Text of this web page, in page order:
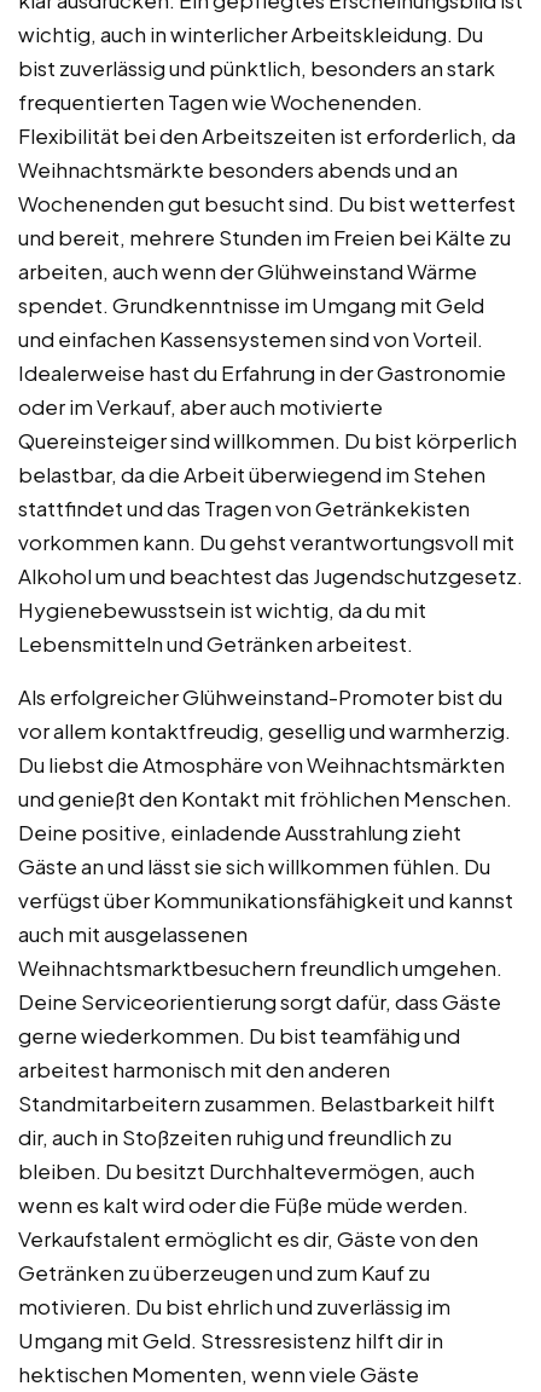
wichtig, auch in winterlicher Arbeitskleidung. Du
bist zuverlässig und pünktlich, besonders an stark
frequentierten Tagen wie Wochenenden.
Flexibilität bei den Arbeitszeiten ist erforderlich, da
Weihnachtsmärkte besonders abends und an
Wochenenden gut besucht sind. Du bist wetterfest
und bereit, mehrere Stunden im Freien bei Kälte zu
arbeiten, auch wenn der Glühweinstand Wärme
spendet. Grundkenntnisse im Umgang mit Geld
und einfachen Kassensystemen sind von Vorteil.
Idealerweise hast du Erfahrung in der Gastronomie
oder im Verkauf, aber auch motivierte
Quereinsteiger sind willkommen. Du bist körperlich
belastbar, da die Arbeit überwiegend im Stehen
stattfindet und das Tragen von Getränkekisten
vorkommen kann. Du gehst verantwortungsvoll mit
Alkohol um und beachtest das Jugendschutzgesetz.
Hygienebewusstsein ist wichtig, da du mit
Lebensmitteln und Getränken arbeitest.
Als erfolgreicher Glühweinstand-Promoter bist du
vor allem kontaktfreudig, gesellig und warmherzig.
Du liebst die Atmosphäre von Weihnachtsmärkten
und genießt den Kontakt mit fröhlichen Menschen.
Deine positive, einladende Ausstrahlung zieht
Gäste an und lässt sie sich willkommen fühlen. Du
verfügst über Kommunikationsfähigkeit und kannst
auch mit ausgelassenen
Weihnachtsmarktbesuchern freundlich umgehen.
Deine Serviceorientierung sorgt dafür, dass Gäste
gerne wiederkommen. Du bist teamfähig und
arbeitest harmonisch mit den anderen
Standmitarbeitern zusammen. Belastbarkeit hilft
dir, auch in Stoßzeiten ruhig und freundlich zu
bleiben. Du besitzt Durchhaltevermögen, auch
wenn es kalt wird oder die Füße müde werden.
Verkaufstalent ermöglicht es dir, Gäste von den
Getränken zu überzeugen und zum Kauf zu
motivieren. Du bist ehrlich und zuverlässig im
Umgang mit Geld. Stressresistenz hilft dir in
hektischen Momenten, wenn viele Gäste